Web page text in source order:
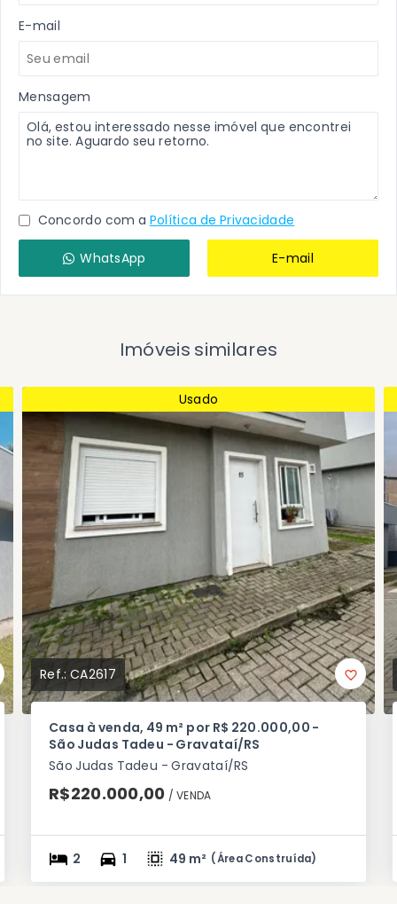
E-mail
Mensagem
Concordo com a Política de Privacidade
WhatsApp E-mail
Imóveis similares
Usado
Ref.:CA2617
Casa à venda, 49 m² por R$ 220.000,00 -
São Judas Tadeu - Gravataí/RS
São Judas Tadeu - Gravataí/RS
R$220.000,00 / VENDA
2 1 49 m² (Área Construída)